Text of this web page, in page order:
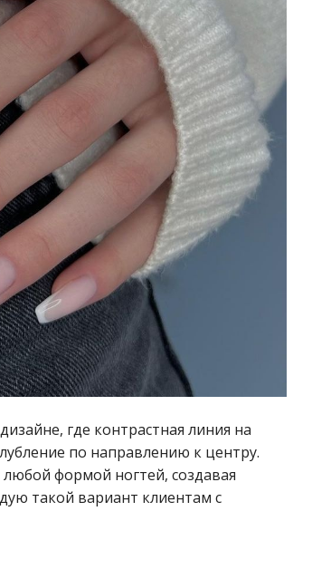
где контрастная линия на
по направлению к центру.
формой ногтей, создавая
такой вариант клиентам с